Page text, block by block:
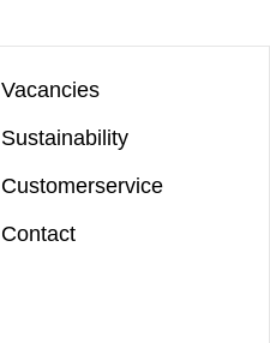
Vacancies
Sustainability
Customerservice
Contact